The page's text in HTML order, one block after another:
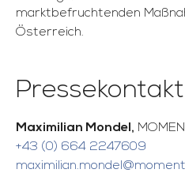
marktbefruchtenden
Österreich.
Pressekontakt
Maximilian Mondel,
+43 (0) 664 2247609